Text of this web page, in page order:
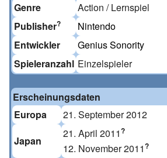
Genre
Action / Lernspiel
Publisher?
Nintendo
Entwickler
Genius Sonority
Spieleranzahl Einzelspieler
Erscheinungsdaten
Europa
21. September 2012
Japan
21. April 2011?
12. November 2011?